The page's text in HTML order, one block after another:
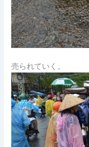
売られていく。